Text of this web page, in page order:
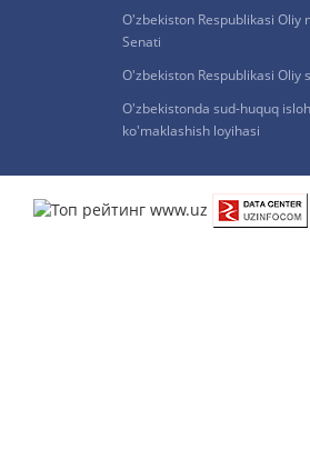
O'zbekiston Respublikasi Oliy
Senati
O'zbekiston Respublikasi Oliy
O'zbekistonda sud-huquq
ko'maklashish loyihasi